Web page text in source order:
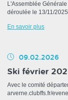
L'Assemblée
déroulée le 13/11/
En savoir plus
09.02.2026
Ski février
Avec le comité
arverne.clubffs.fr/